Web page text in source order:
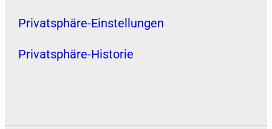
Privatsphäre-Einstellungen
Privatsphäre-Historie